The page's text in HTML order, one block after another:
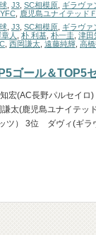
J3 SC相模原 ギラヴァ
鹿児島ユナイテッド
J3 SC相模原 ギラヴァ
人 朴 利基 朴一圭 津田
西岡謙太 遠藤純輝 高
ール＆TOP5
宏(AC長野パルセイ
太(鹿児島ユナイテッ
ツ） 3位 ダヴィ(ギラ